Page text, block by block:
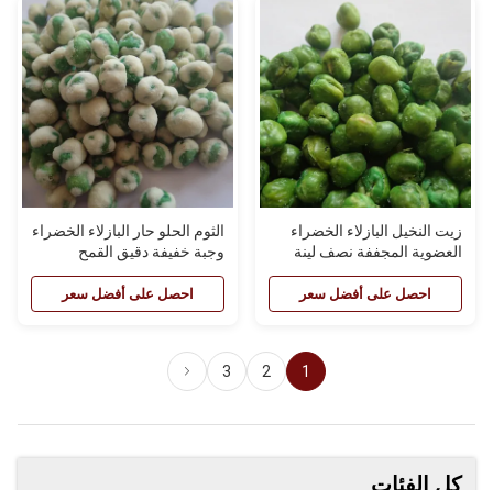
زيت النخيل البازلاء الخضراء
العضوية المجففة نصف لينة
المجففة البازلاء
احصل على أفضل سعر
الثوم الحلو حار البازلاء الخضراء
وجبة خفيفة دقيق القمح
والبازلاء المحمصة المجففة
احصل على أفضل سعر
1
2
3
كل الفئات